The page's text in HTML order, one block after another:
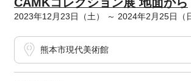
2023年12月23日（土） ～ 2024年2月25日（
熊本市現代美術館